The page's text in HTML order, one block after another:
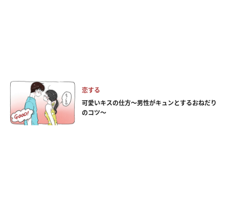
恋する
可愛いキスの仕方～男性がキュンとするおねだり
のコツ～